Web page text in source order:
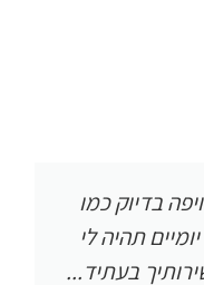
בדיוק כמו
תהיה לי
בעתיד...